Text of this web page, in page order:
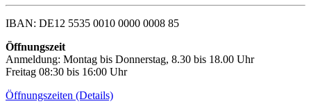
IBAN: DE12 5535 0010 0000 0008 85
Öffnungszeit
Anmeldung: Montag bis Donnerstag, 8.30 bis 18.00 Uhr
Freitag 08:30 bis 16:00 Uhr
Öffnungszeiten (Details)